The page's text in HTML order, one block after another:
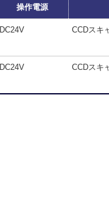
操作電源
DC24V CCDスキ
DC24V CCDスキ